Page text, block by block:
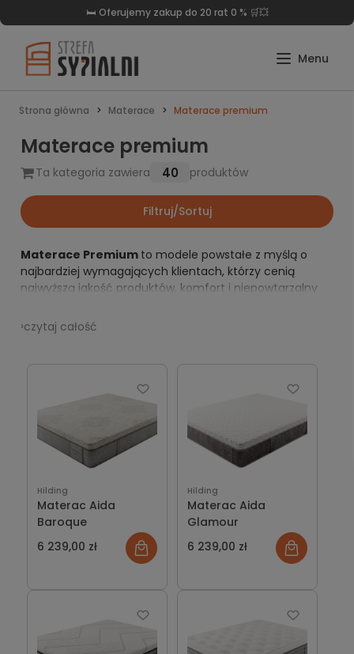
🛒Darmowa dostawa już od 999 zł 🛏️
Strona główna Materace Materace premium
Materace premium
Ta kategoria zawiera 40 produktów
Filtruj/Sortuj
Materace Premium to modele powstałe z myślą o
najbardziej wymagających klientach, którzy cenią
najwyższą jakość produktów, komfort i niepowtarzalny
wysokoelastycznych pianek, hypoalergicznych lateksów,
innowacyjnego systemu mini sprężyn tworzą nowy
designem.Sercem materaca jest wkład. Tu do
dyspozycji klientów mamy propozycje technologicznie
zaawansowanych, zróżnicowanych ze względu na dobór
komponentów wariantów.Wybierz odpowiedni wkład i
pokrowiec i stwórz swoją własną, luksusową przestrzeń
snu w komfortowym zakamarku Twojego domu.
Proponujemy Państwu materace marek:
DeLuxe Edition by Hilding
Perdormireoraz Magniflex.
›czytaj całość
Hilding
Materac Aida
Baroque
6 239,00 zł
Hilding
Materac Aida
Glamour
6 239,00 zł